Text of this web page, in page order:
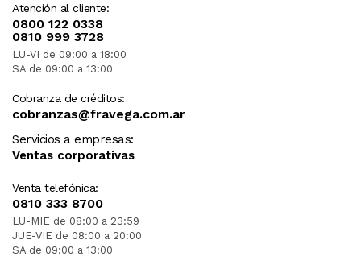
Atención al cliente:
0800 122 0338
0810 999 3728
LU-VI de 09:00 a 18:00
SA de 09:00 a 13:00
Cobranza de créditos:
cobranzas@fravega.com.ar
Servicios a empresas:
Ventas corporativas
Venta telefónica:
0810 333 8700
LU-MIE de 08:00 a 23:59
JUE-VIE de 08:00 a 20:00
SA de 09:00 a 13:00